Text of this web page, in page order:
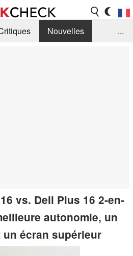
Nouvelles
...
vs. Dell Plus 16 2-en-
autonomie, un
écran supérieur